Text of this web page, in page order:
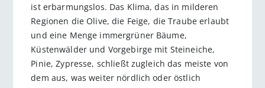
ist erbarmungslos. Das Klima, das in milderen
Regionen die Olive, die Feige, die Traube erlaubt
und eine Menge immergrüner Bäume,
Küstenwälder und Vorgebirge mit Steineiche,
Pinie, Zypresse, schließt zugleich das meiste von
dem aus, was weiter nördlich oder östlich